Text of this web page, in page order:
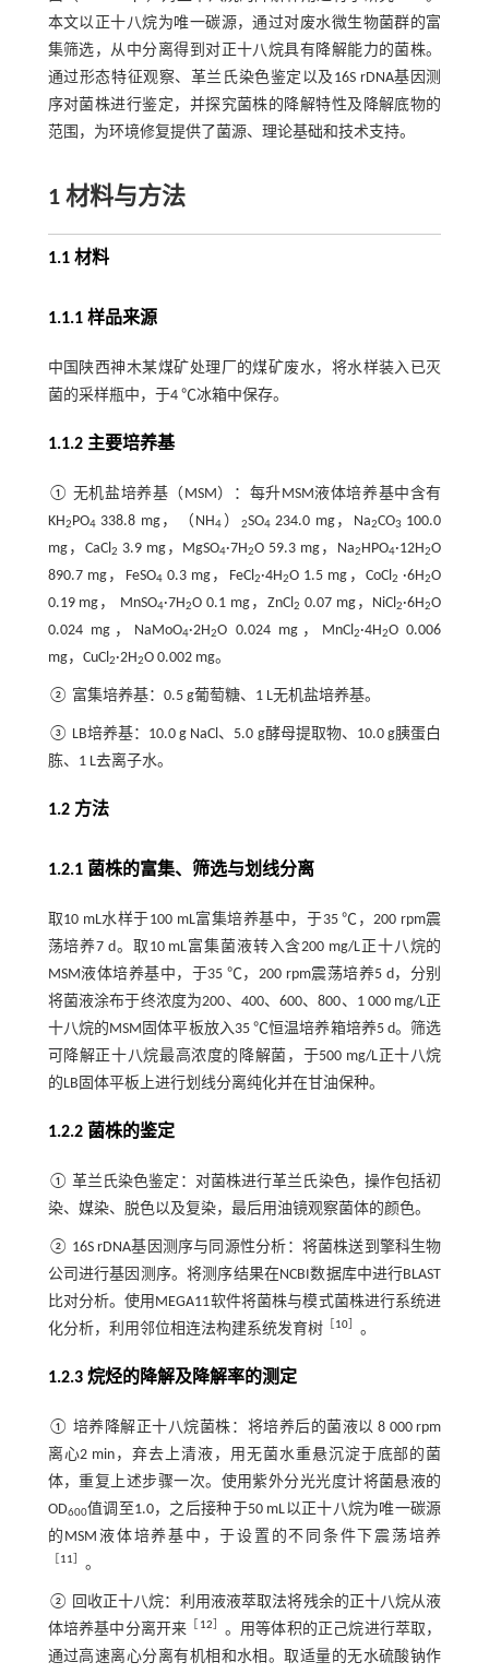
本文以正十八烷为唯一碳源，通过对废水微生物菌群的富
集筛选，从中分离得到对正十八烷具有降解能力的菌株。
通过形态特征观察、革兰氏染色鉴定以及16S rDNA基因测
序对菌株进行鉴定，并探究菌株的降解特性及降解底物的
范围，为环境修复提供了菌源、理论基础和技术支持。
1 材料与方法
1.1 材料
1.1.1 样品来源
中国陕西神木某煤矿处理厂的煤矿废水，将水样装入已灭
菌的采样瓶中，于4 ℃冰箱中保存。
1.1.2 主要培养基
① 无机盐培养基（MSM）：每升MSM液体培养基中含有
KH2 PO4338.8 mg，（NH4 ） 2SO4234.0 mg，Na2CO3 100.0
mg，CaCl 2 3.9 mg，MgSO4·7H2O 59.3 mg，Na2 HPO4·12H2O
890.7 mg，FeSO40.3 mg，FeCl 2·4H2O 1.5 mg，CoCl2 ·6H2O
0.19 mg， MnSO4·7H2O 0.1 mg，ZnCl 2 0.07 mg，NiCl2·6H2O
0.024 mg，NaMoO4·2H2O 0.024 mg，MnCl2·4H2O 0.006
mg，CuCl 2·2H2O 0.002 mg。
② 富集培养基：0.5 g葡萄糖、1 L无机盐培养基。
③ LB培养基：10.0 g NaCl、5.0 g酵母提取物、10.0 g胰蛋白
胨、1 L去离子水。
1.2 方法
1.2.1 菌株的富集、筛选与划线分离
取10 mL水样于100 mL富集培养基中，于35 ℃，200 rpm震
荡培养7 d。取10 mL富集菌液转入含200 mg/L正十八烷的
MSM液体培养基中，于35 ℃，200 rpm震荡培养5 d，分别
将菌液涂布于终浓度为200、400、600、800、1 000 mg/L正
十八烷的MSM固体平板放入35 ℃恒温培养箱培养5 d。筛选
可降解正十八烷最高浓度的降解菌，于500 mg/L正十八烷
的LB固体平板上进行划线分离纯化并在甘油保种。
1.2.2 菌株的鉴定
① 革兰氏染色鉴定：对菌株进行革兰氏染色，操作包括初
染、媒染、脱色以及复染，最后用油镜观察菌体的颜色。
② 16S rDNA基因测序与同源性分析：将菌株送到擎科生物
公司进行基因测序。将测序结果在NCBI数据库中进行BLAST
比对分析。使用MEGA11软件将菌株与模式菌株进行系统进
化分析，利用邻位相连法构建系统发育树［ 10］ 。
1.2.3 烷烃的降解及降解率的测定
① 培养降解正十八烷菌株：将培养后的菌液以 8 000 rpm
离心2 min，弃去上清液，用无菌水重悬沉淀于底部的菌
体，重复上述步骤一次。使用紫外分光光度计将菌悬液的
OD600值调至1.0，之后接种于50 mL以正十八烷为唯一碳源
的MSM液体培养基中，于设置的不同条件下震荡培养
11 。
② 回收正十八烷：利用液­液萃取法将残余的正十八烷从液
体培养基中分离开来
12
。用等体积的正己烷进行萃取，
通过高速离心分离有机相和水相。取适量的无水硫酸钠作